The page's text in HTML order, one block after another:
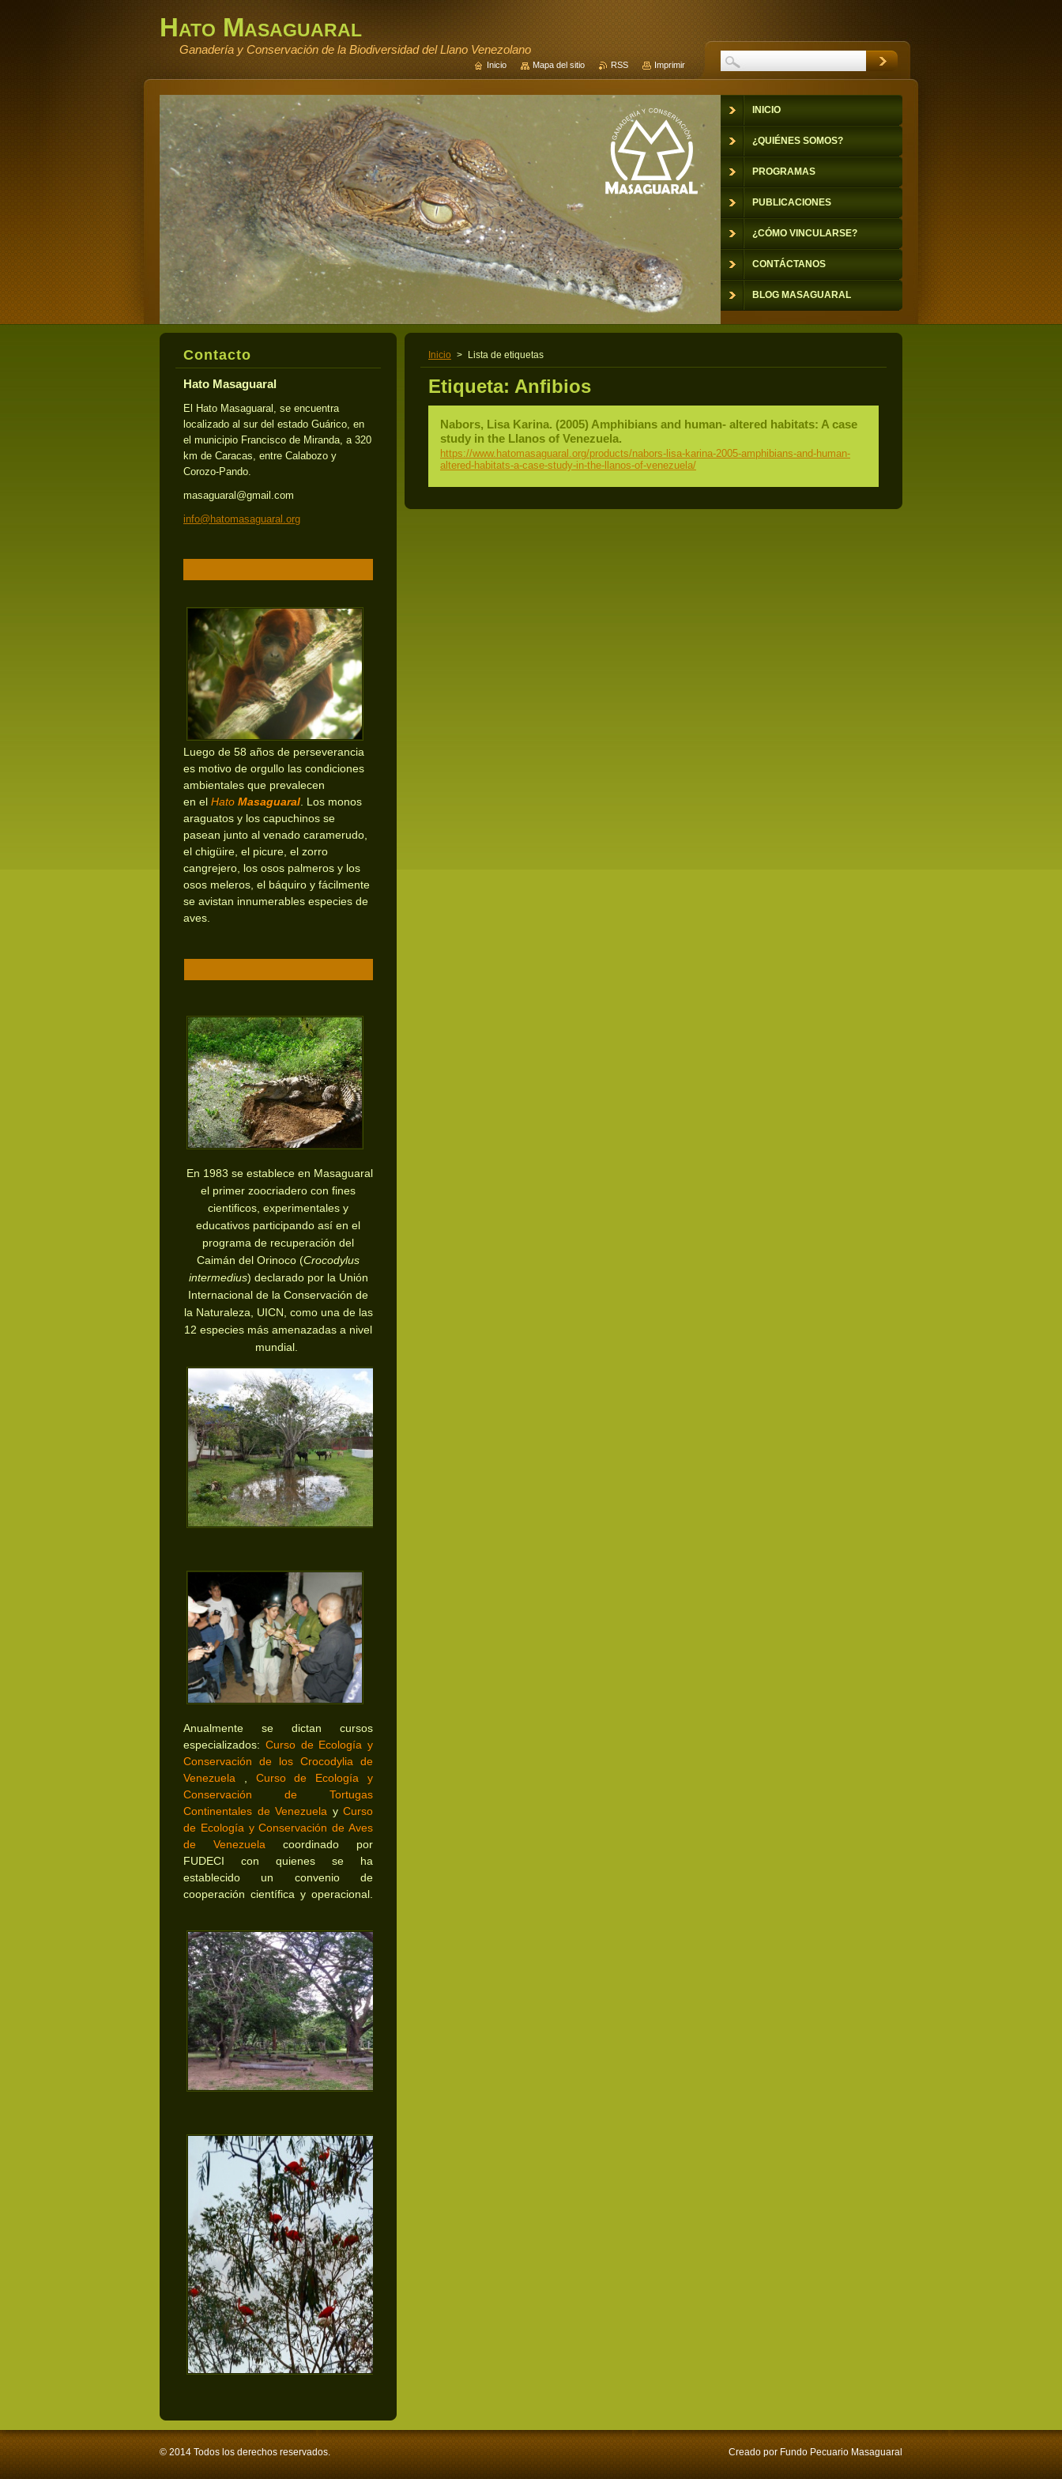
Hato Masaguaral
Ganadería y Conservación de la Biodiversidad del Llano Venezolano
Inicio > Lista de etiquetas
Etiqueta: Anfibios
Nabors, Lisa Karina. (2005) Amphibians and human- altered habitats: A case
study in the Llanos of Venezuela.
https://www.hatomasaguaral.org/products/nabors-lisa-karina-2005-amphibians-and-human-
altered-habitats-a-case-study-in-the-llanos-of-venezuela/
Contacto
Hato Masaguaral
El Hato Masaguaral, se encuentra
localizado al sur del estado Guárico, en
el municipio Francisco de Miranda, a 320
km de Caracas, entre Calabozo y
Corozo-Pando.
masaguaral@gmail.com
info@hatomasaguaral.org
Luego de 58 años de perseverancia
es motivo de orgullo las condiciones
ambientales que prevalecen
en el Hato Masaguaral . Los monos
araguatos y los capuchinos se
pasean junto al venado caramerudo,
el chigüire, el picure, el zorro
cangrejero, los osos palmeros y los
osos meleros, el báquiro y fácilmente
se avistan innumerables especies de
aves.
En 1983 se establece en Masaguaral
el primer zoocriadero con fines
cientificos, experimentales y
educativos participando así en el
programa de recuperación del
Caimán del Orinoco (Crocodylus
intermedius) declarado por la Unión
Internacional de la Conservación de
la Naturaleza, UICN, como una de las
12 especies más amenazadas a nivel
mundial.
Anualmente se dictan cursos
especializados: Curso de Ecología y
Conservación de los Crocodylia de
Venezuela
Curso de Ecología y
Conservación de Tortugas
Continentales de Venezuela y Curso
de Ecología y Conservación de Aves
de Venezuela coordinado por
FUDECI con quienes se ha
establecido un convenio de
cooperación científica y operacional.
INICIO
¿QUIÉNES SOMOS?
PROGRAMAS
PUBLICACIONES
¿CÓMO VINCULARSE?
CONTÁCTANOS
BLOG MASAGUARAL
Inicio Mapa del sitio RSS Imprimir
© 2014 Todos los derechos reservados. Creado por Fundo Pecuario Masaguaral